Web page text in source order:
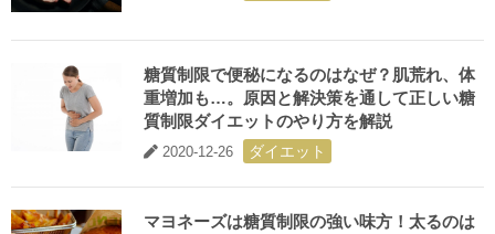
糖質制限で便秘になるのはなぜ？肌荒れ、体
重増加も…。原因と解決策を通して正しい糖
質制限ダイエットのやり方を解説
2020-12-26 ダイエット
マヨネーズは糖質制限の強い味方！太るのは